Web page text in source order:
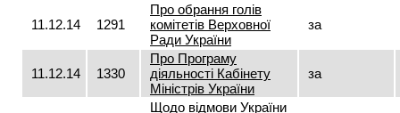
11.12.14 1291
Про обрання голів
комітетів Верховної
Ради України
за
11.12.14 1330
Про Програму
діяльності Кабінету
Міністрів України
за
Щодо відмови України